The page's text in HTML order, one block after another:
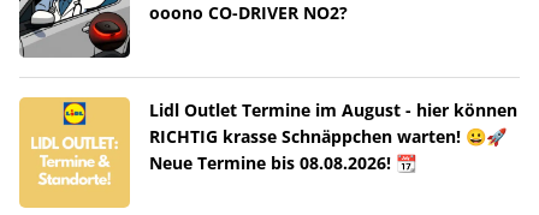
ooono CO-DRIVER NO2?
Lidl Outlet Termine im August - hier können
RICHTIG krasse Schnäppchen warten! 😀🚀
Neue Termine bis 08.08.2026! 📆